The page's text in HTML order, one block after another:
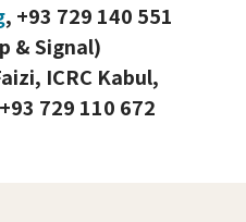
, +93 729 140 551
& Signal)
ICRC Kabul,
729 110 672